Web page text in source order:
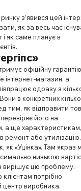
з’явився цей
як за весь час
і як саме планує в
офіційну
інтернет-магазин, а
одразу з
в конкретних
тим, як відправити
його на
а ще характеристикам,
ремонт або
як «Уцінка». Там якраз
низькою
вирішує цю проблему.
потрібно
центр виробника.